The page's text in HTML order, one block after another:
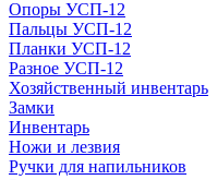
Опоры УСП-12
Пальцы УСП-12
Планки УСП-12
Разное УСП-12
Хозяйственный инвентарь
Замки
Инвентарь
Ножи и лезвия
Ручки для напильников